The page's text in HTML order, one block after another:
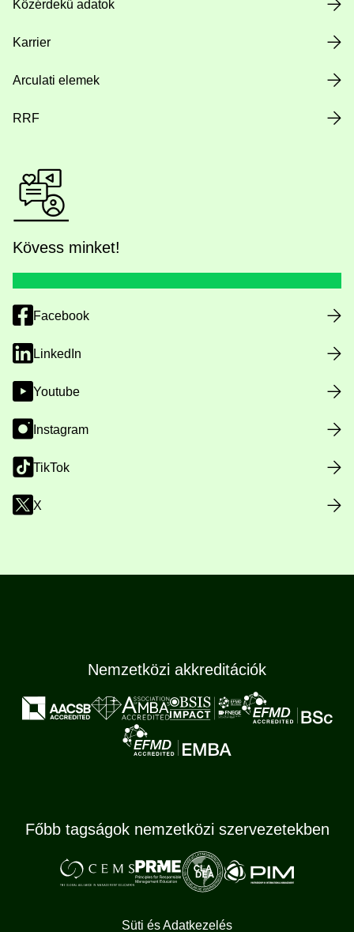
Közérdekű adatok
Karrier
Arculati elemek
RRF
Kövess minket!
Facebook
LinkedIn
Youtube
Instagram
TikTok
X
Nemzetközi akkreditációk
Főbb tagságok nemzetközi szervezetekben
Süti és Adatkezelés